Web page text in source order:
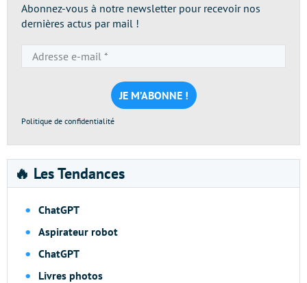
Abonnez-vous à notre newsletter pour recevoir nos
dernières actus par mail !
e-
mail
*
Politique de confidentialité
🔥 Les Tendances
ChatGPT
Aspirateur robot
ChatGPT
Livres photos